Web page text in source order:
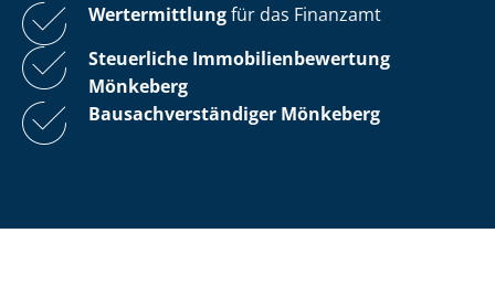
Wertermittlungfür das Finanzamt
Steuerliche Im­mo­bi­li­en­be­wer­tung
Mönkeberg
Bau­sach­ver­stän­di­ger Mönkeberg